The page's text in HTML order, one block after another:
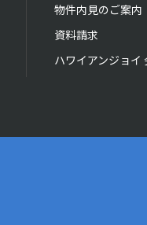
物件内見のご案内
資料請求
ハワイアンジョイ